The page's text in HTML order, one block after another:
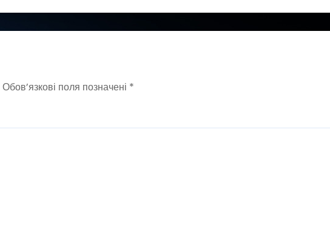
Обов’язкові поля позначені *